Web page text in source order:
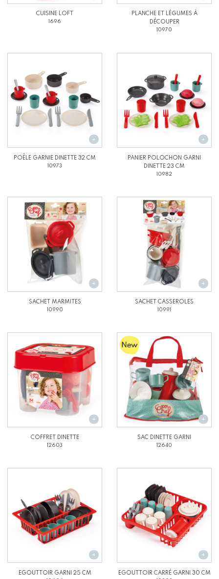
CUISINE LOFT
1696
PLANCHE ET LÉGUMES À
DÉCOUPER
10970
POÊLE GARNIE DINETTE 32 CM
10973
PANIER POLOCHON GARNI
DINETTE 23 CM
10982
SACHET MARMITES
10990
SACHET CASSEROLES
10991
COFFRET DINETTE
12603
SAC DINETTE GARNI
12640
EGOUTTOIR GARNI 25 CM EGOUTTOIR CARRÉ GARNI 30 CM